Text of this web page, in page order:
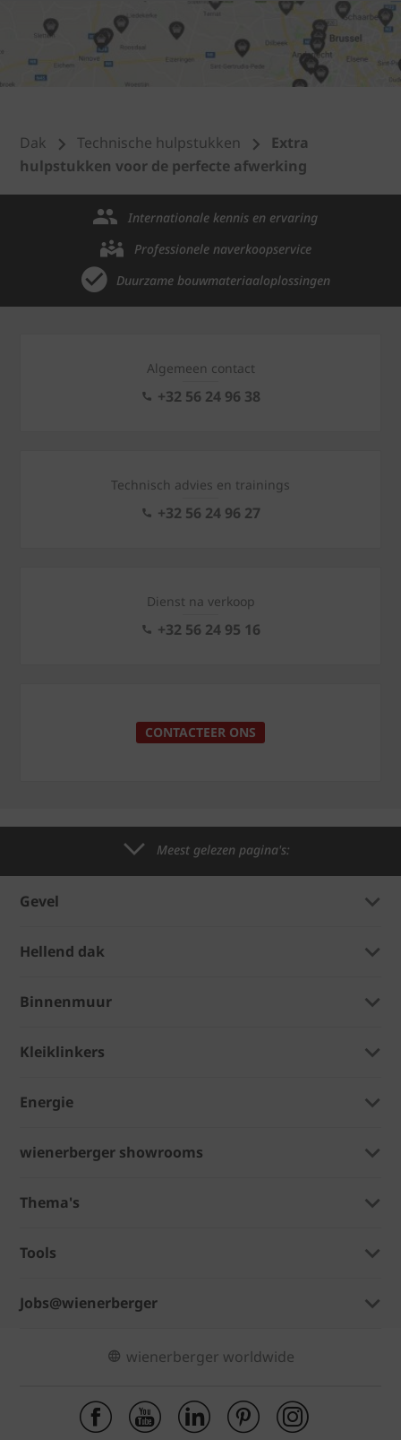
Dak Technische hulpstukken
Extra
hulpstukken voor de perfecte afwerking
Internationale kennis en ervaring
Professionele naverkoopservice
Duurzame bouwmateriaaloplossingen
Algemeen contact
+32 56 24 96 38
Technisch advies en trainings
+32 56 24 96 27
Dienst na verkoop
+32 56 24 95 16
CONTACTEER ONS
Meest gelezen pagina's:
Gevel
Hellend dak
Binnenmuur
Kleiklinkers
Energie
wienerberger showrooms
Thema's
Tools
Jobs@wienerberger
wienerberger worldwide